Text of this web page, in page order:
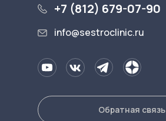
+7 (812) 679-07-90
info@sestroclinic.ru
Обратная связь